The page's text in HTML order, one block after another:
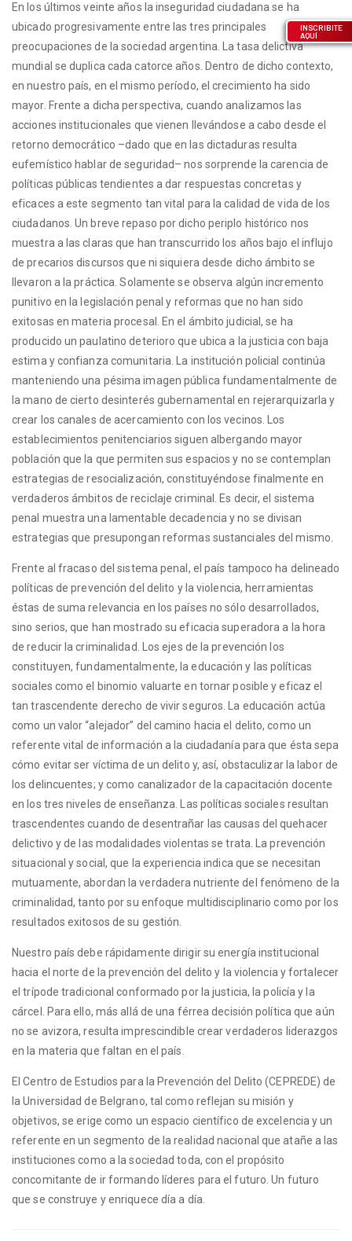
En los últimos veinte años la inseguridad ciudadana se ha
ubicado progresivamente entre las tres principales
preocupaciones de la sociedad argentina. La tasa delictiva
mundial se duplica cada catorce años. Dentro de dicho contexto,
en nuestro país, en el mismo período, el crecimiento ha sido
mayor. Frente a dicha perspectiva, cuando analizamos las
acciones institucionales que vienen llevándose a cabo desde el
retorno democrático –dado que en las dictaduras resulta
eufemístico hablar de seguridad– nos sorprende la carencia de
políticas públicas tendientes a dar respuestas concretas y
eficaces a este segmento tan vital para la calidad de vida de los
ciudadanos. Un breve repaso por dicho periplo histórico nos
muestra a las claras que han transcurrido los años bajo el influjo
de precarios discursos que ni siquiera desde dicho ámbito se
llevaron a la práctica. Solamente se observa algún incremento
punitivo en la legislación penal y reformas que no han sido
exitosas en materia procesal. En el ámbito judicial, se ha
producido un paulatino deterioro que ubica a la justicia con baja
estima y confianza comunitaria. La institución policial continúa
manteniendo una pésima imagen pública fundamentalmente de
la mano de cierto desinterés gubernamental en rejerarquizarla y
crear los canales de acercamiento con los vecinos. Los
establecimientos penitenciarios siguen albergando mayor
población que la que permiten sus espacios y no se contemplan
estrategias de resocialización, constituyéndose finalmente en
verdaderos ámbitos de reciclaje criminal. Es decir, el sistema
penal muestra una lamentable decadencia y no se divisan
estrategias que presupongan reformas sustanciales del mismo.
Frente al fracaso del sistema penal, el país tampoco ha delineado
políticas de prevención del delito y la violencia, herramientas
éstas de suma relevancia en los países no sólo desarrollados,
sino serios, que han mostrado su eficacia superadora a la hora
de reducir la criminalidad. Los ejes de la prevención los
constituyen, fundamentalmente, la educación y las políticas
sociales como el binomio valuarte en tornar posible y eficaz el
tan trascendente derecho de vivir seguros. La educación actúa
como un valor “alejador” del camino hacia el delito, como un
referente vital de información a la ciudadanía para que ésta sepa
cómo evitar ser víctima de un delito y, así, obstaculizar la labor de
los delincuentes; y como canalizador de la capacitación docente
en los tres niveles de enseñanza. Las políticas sociales resultan
trascendentes cuando de desentrañar las causas del quehacer
delictivo y de las modalidades violentas se trata. La prevención
situacional y social, que la experiencia indica que se necesitan
mutuamente, abordan la verdadera nutriente del fenómeno de la
criminalidad, tanto por su enfoque multidisciplinario como por los
resultados exitosos de su gestión.
Nuestro país debe rápidamente dirigir su energía institucional
hacia el norte de la prevención del delito y la violencia y fortalecer
el trípode tradicional conformado por la justicia, la policía y la
cárcel. Para ello, más allá de una férrea decisión política que aún
no se avizora, resulta imprescindible crear verdaderos liderazgos
en la materia que faltan en el país.
El Centro de Estudios para la Prevención del Delito (CEPREDE) de
la Universidad de Belgrano, tal como reflejan su misión y
objetivos, se erige como un espacio científico de excelencia y un
referente en un segmento de la realidad nacional que atañe a las
instituciones como a la sociedad toda, con el propósito
concomitante de ir formando líderes para el futuro. Un futuro
que se construye y enriquece día a día.
INSCRIBITE
AQUÍ